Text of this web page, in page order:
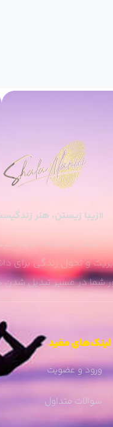
«زیبا زیستن، هنر
منیعی هستم ، شهلا
و تحول زندگی برای
شما در مسیر تبدیل شدن
لینک‌های مفید
ورود و عضویت
سوالات متداول